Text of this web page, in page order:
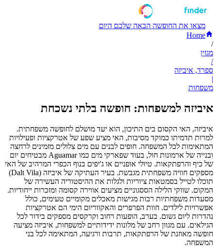
מצאו את החופשה הבאה שלכם היום
Home
/
מגזין
/
ספרד, איביזה
|
משפחות
איביזה למשפחות: חופשה בלתי נשכחת
איביזה, האי הקסום בים התיכון, הוא יעד מושלם לחופשה משפחתית.
למרות תדמיתו כמוקד מסיבות, האי מציע שפע של אטרקציות ופעילויות
המתאימות לכל המשפחה. חופים לבנים עם מים צלולים מזמינים לרחצה
ובנייה של ארמונות חול, בעוד שפארקי מים כמו Aguamar מבטיחים יום
של כיף והרפתקאות. טיולי אופניים או ג'יפים בנוף הכפרי המרהיב של האי
מספקים חוויה משפחתית מגבשת. בעיר העתיקה של איביזה (Dalt Vila)
תוכלו לטייל בסמטאות ציוריות ולגלות את ההיסטוריה העשירה של
המקום. שווקי הלילה הססגוניים מציעים אווירה קסומה ומזכרות ייחודיות.
מסעדות משפחתיות רבות מגישות מאכלים מקומיים טעימים, כולל
אפשרויות לילדים. חוות הפרפרים והאקווריום הימי הם אטרקציות
נהדרות ליום גשום. בערב, הופעות רחוב וקרקסים מספקים בידור לכל
הגילאים. עם מגוון רחב של מלונות ידידותיים למשפחות, איביזה מציעה
חופשה מאוזנת של הרפתקאות, תרבות ורגיעה, המתאימה לכל בני
המשפחה.